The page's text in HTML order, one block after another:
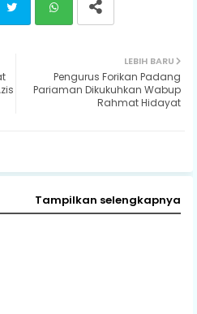
ter ats
LEBIH BARU
Pengurus Forikan Padang
Pariaman Dikukuhkan Wabup
Rahmat Hidayat
Tampilkan selengkapnya